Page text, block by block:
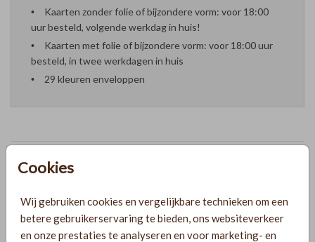
Cookies
Wij gebruiken cookies en vergelijkbare technieken om een
betere gebruikerservaring te bieden, ons websiteverkeer
en onze prestaties te analyseren en voor marketing- en
Kaarten zonder folie of bijzondere vorm: voor 18:00
uur besteld, volgende werkdag in huis!
Kaarten met folie of bijzondere vorm: voor 18:00 uur
besteld, in twee werkdagen in huis
29 kleuren enveloppen
Prijzen
PRODUCTINFORMATIE